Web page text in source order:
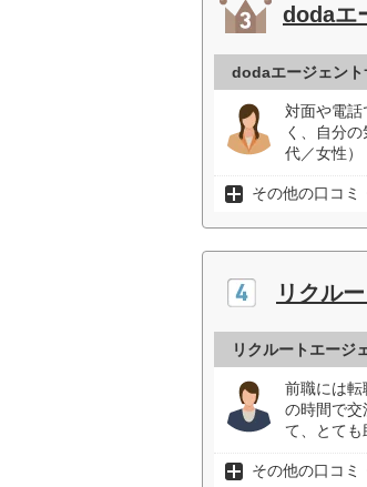
dodaエ
dodaエージェント
対面や電話
く、自分
代／女性）
その他の口コミ
リクル
リクルートエージ
前職には転
の時間で交
て、とても
その他の口コミ